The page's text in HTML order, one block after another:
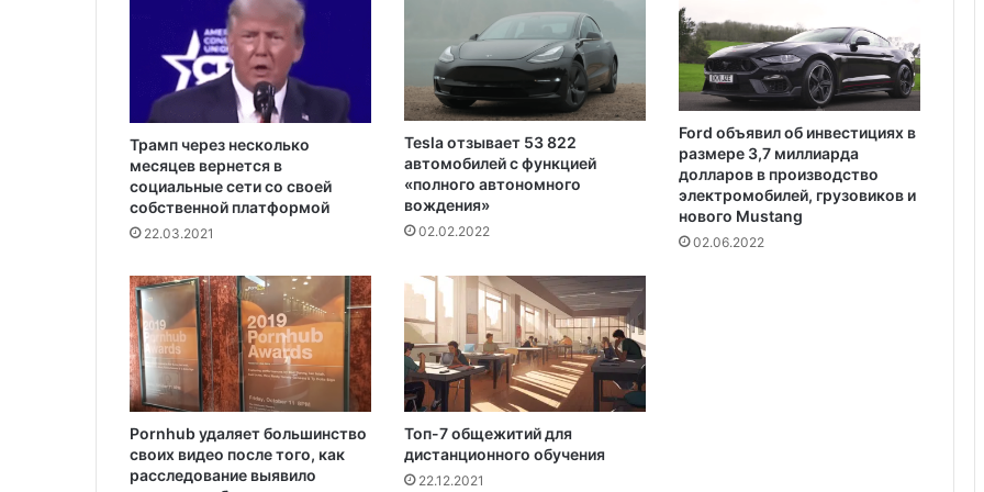
доступен для сдачи в аренду для
отдыха
и
Трамп через несколько
месяцев вернется в
социальные сети со своей
собственной платформой
22.03.2021
Tesla отзывает 53 822
автомобилей с функцией
«полного автономного
вождения»
02.02.2022
Ford объявил об инвестициях в
размере 3,7 миллиарда
долларов в производство
электромобилей, грузовиков и
нового Mustang
02.06.2022
Pornhub удаляет большинство
своих видео после того, как
расследование выявило
Топ-7 общежитий для
дистанционного обучения
22.12.2021